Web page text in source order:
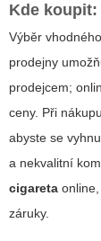
Kde
Výběr
prodejny
prodejcem;
ceny. Při
abyste se
a nekvalitní
cigareta
záruky.